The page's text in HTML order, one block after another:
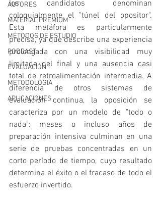
AUTORES
MATERIAL PREMIUM
MÉTODOS DE ESTUDIO
PODCAST
EVALUACIÓN
METODOLOGIA
APLICACIONES
los candidatos denominan
coloquialmente el "túnel del opositor".
Esta metáfora es particularmente
precisa, ya que describe una experiencia
prolongada con una visibilidad muy
limitada del final y una ausencia casi
total de retroalimentación intermedia. A
diferencia de otros sistemas de
evaluación continua, la oposición se
caracteriza por un modelo de "todo o
nada": meses o incluso años de
preparación intensiva culminan en una
serie de pruebas concentradas en un
corto período de tiempo, cuyo resultado
determina el éxito o el fracaso de todo el
esfuerzo invertido.